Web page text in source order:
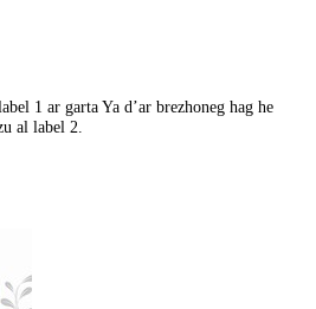
1 ar garta Ya d’ar brezhoneg hag he
al label 2.